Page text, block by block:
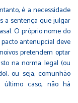
é a necessidade
a sentença que julgar
O próprio nome do
antenupcial deve
pretendem optar
na norma legal (ou
ou seja, comunhão
último caso, não há